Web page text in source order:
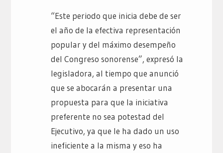
“Este periodo que inicia debe de ser
el año de la efectiva representación
popular y del máximo desempeño
del Congreso sonorense”, expresó la
legisladora, al tiempo que anunció
que se abocarán a presentar una
propuesta para que la iniciativa
preferente no sea potestad del
Ejecutivo, ya que le ha dado un uso
ineficiente a la misma y eso ha